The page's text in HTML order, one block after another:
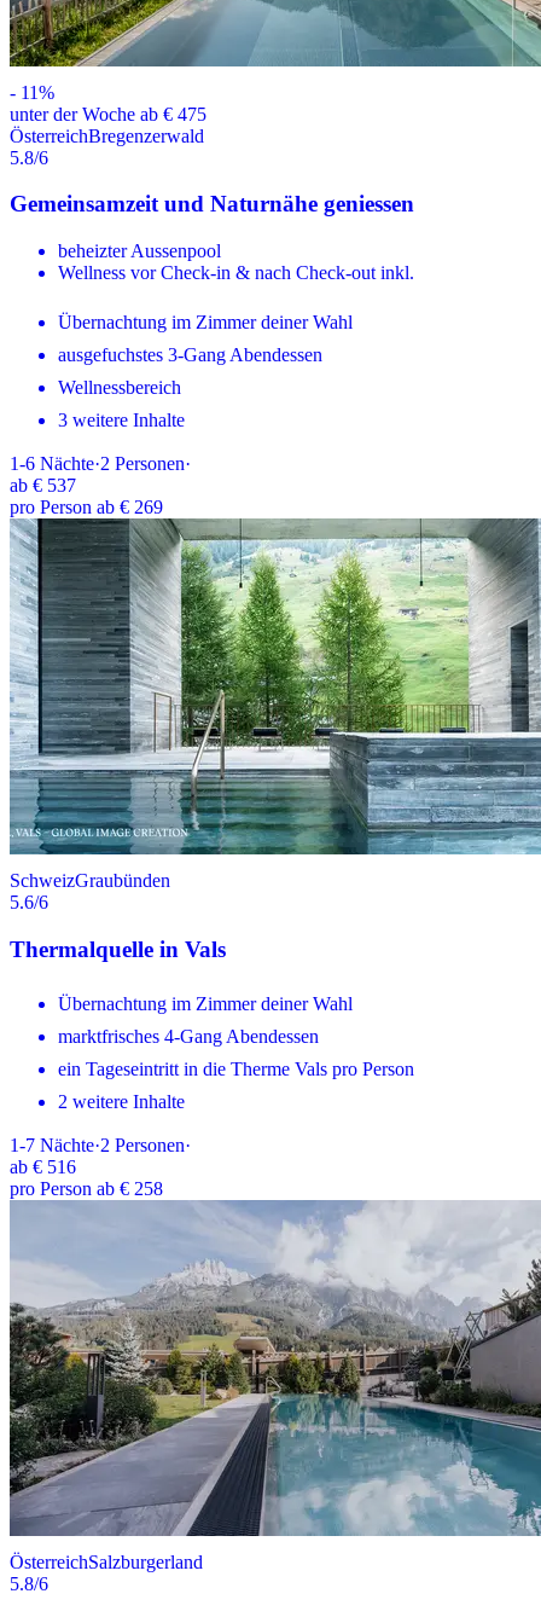
- 11%
unter der Woche ab € 475
ÖsterreichBregenzerwald
5.8/6
Gemeinsamzeit und Naturnähe geniessen
beheizter Aussenpool
Wellness vor Check-in & nach Check-out inkl.
Übernachtung im Zimmer deiner Wahl
ausgefuchstes 3-Gang Abendessen
Wellnessbereich
3 weitere Inhalte
1-6 Nächte·2 Personen·
ab € 537
pro Person ab € 269
SchweizGraubünden
5.6/6
Thermalquelle in Vals
Übernachtung im Zimmer deiner Wahl
marktfrisches 4-Gang Abendessen
ein Tageseintritt in die Therme Vals pro Person
2 weitere Inhalte
1-7 Nächte·2 Personen·
ab € 516
pro Person ab € 258
ÖsterreichSalzburgerland
5.8/6